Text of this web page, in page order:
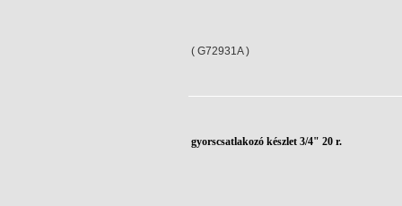
( G72931A )
gyorscsatlakozó készlet 3/4" 20 r.